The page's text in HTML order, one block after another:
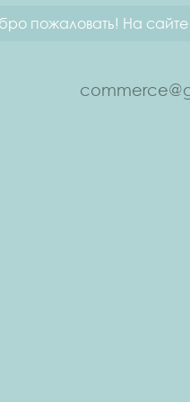
пожаловать! На сайте